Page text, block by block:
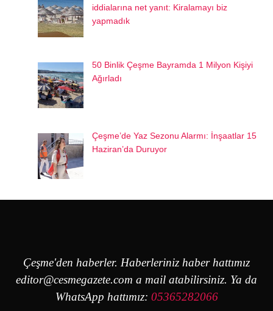
iddialarına net yanıt: Kiralamayı biz
yapmadık
50 Binlik Çeşme Bayramda 1 Milyon Kişiyi
Ağırladı
Çeşme’de Yaz Sezonu Alarmı: İnşaatlar 15
Haziran’da Duruyor
Çeşme'den haberler. Haberleriniz haber hattımız
editor@cesmegazete.com a mail atabilirsiniz. Ya da
WhatsApp hattımız: 05365282066